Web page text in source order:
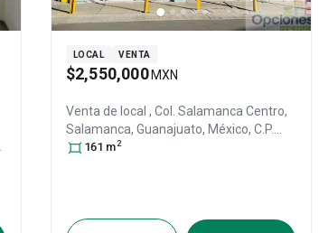
LOCAL VENTA
$2,550,000 MXN
Venta de local , Col. Salamanca Centro,
Salamanca, Guanajuato, México, C.P.
36700, ID:
161 m2